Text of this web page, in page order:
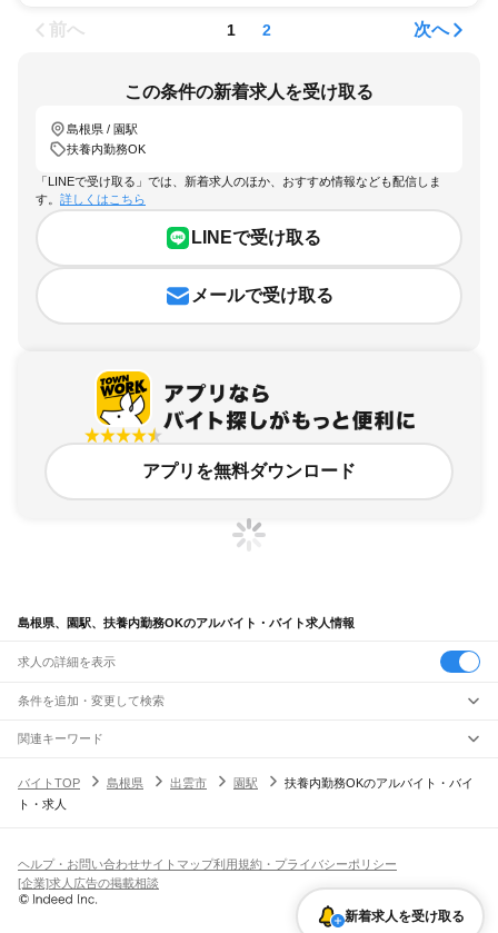
前へ 1 2 次へ
この条件の新着求人を受け取る
島根県 / 園駅
扶養内勤務OK
「LINEで受け取る」では、新着求人のほか、おすすめ情報なども配信しま
す。 詳しくはこちら
LINEで受け取る
メールで受け取る
アプリを無料ダウンロード
島根県、園駅、扶養内勤務OKのアルバイト・バイト求人情報
求人の詳細を表示
条件を追加・変更して検索
市区町村を追加・変更
島根県すべて
松江市
駅を追加・変更
仁万駅馬路駅湯里駅温泉津駅石見福光駅黒松駅浅利駅江津駅都野津駅
波子駅久代駅下府駅浜田駅 三保三隅駅岡見駅鎌手駅
石見津田駅
職種を追加・変更
飲食・フードサービスすべて
ホールスタッフキッチンスタッフ
パン屋（ベーカリー）
バー（BAR）・バーテンダー
飲食店（店長・マネージャー）
人気
日払いOK高校生歓迎 髪型・髪色自由
留学生・外国人活躍中
雇用形態を追加・変更
関連キーワード
バイトTOP
島根県 出雲市 園駅
扶養内勤務OKのアルバイト・バイ
ト・求人
新着求人を受け取る
ヘルプ・お問い合わせサイトマップ利用規約・プライバシーポリシー
[企業]求人広告の掲載相談